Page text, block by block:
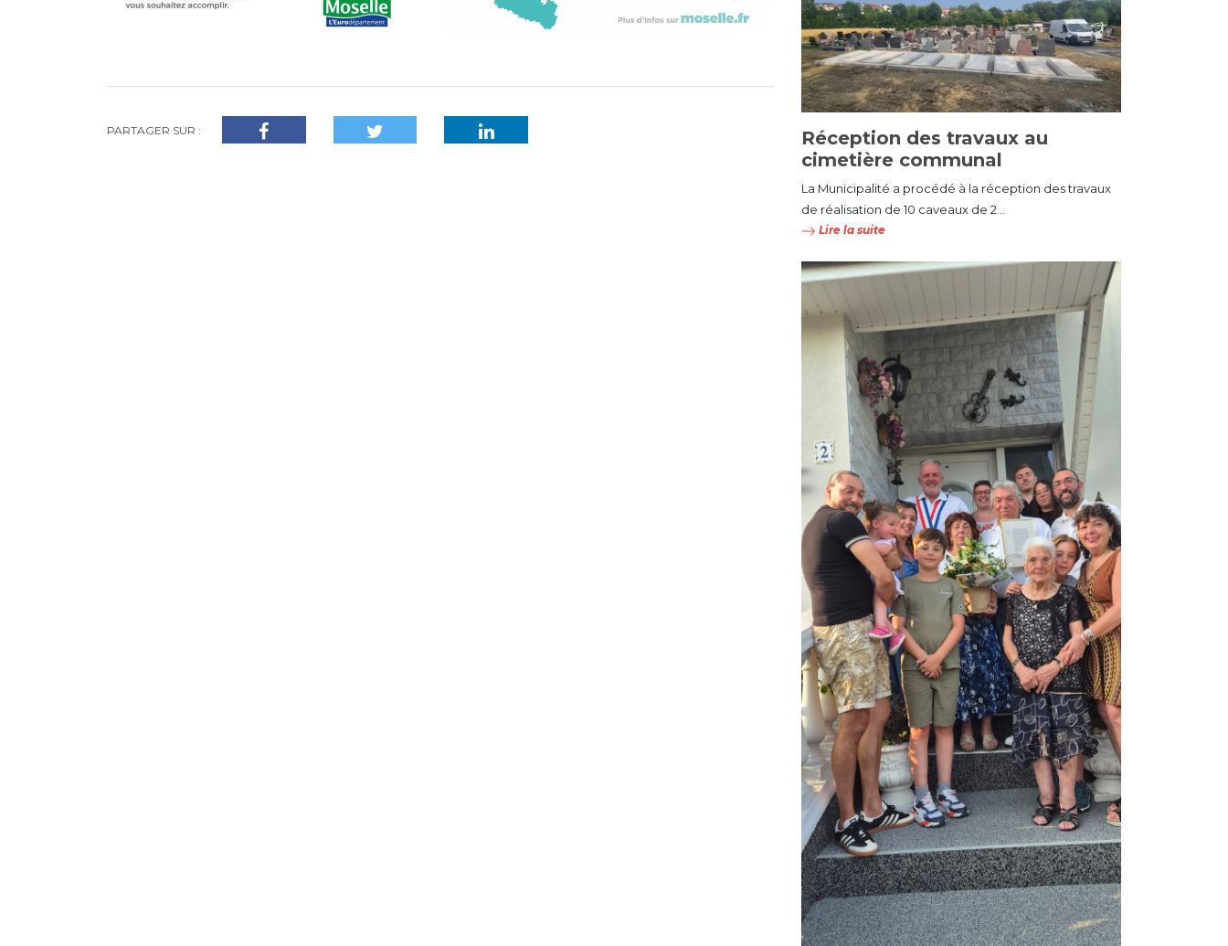
PARTAGER SUR :
Réception des travaux au
cimetière communal
La Municipalité a procédé à la réception des travaux
de réalisation de 10 caveaux de 2...
Lire la suite